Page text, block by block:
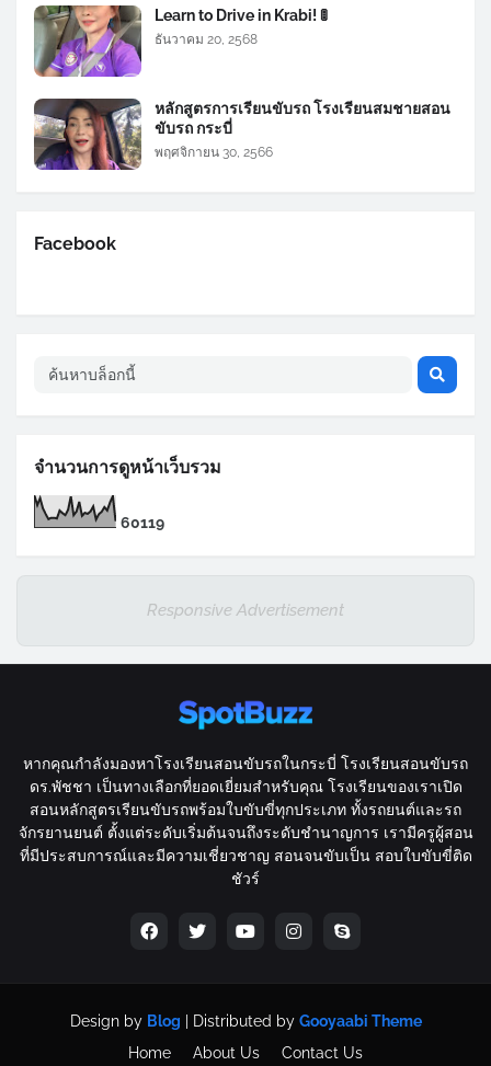
Learn to Drive in Krabi! 🚦
ธันวาคม 20, 2568
หลักสูตรการเรียนขับรถ โรงเรียนสมชายสอน
ขับรถ กระบี่
พฤศจิกายน 30, 2566
Facebook
จำนวนการดูหน้าเว็บรวม
60119
Responsive Advertisement
หากคุณกำลังมองหาโรงเรียนสอนขับรถในกระบี่ โรงเรียนสอนขับรถ
ดร.พัชชา เป็นทางเลือกที่ยอดเยี่ยมสำหรับคุณ โรงเรียนของเราเปิด
สอนหลักสูตรเรียนขับรถพร้อมใบขับขี่ทุกประเภท ทั้งรถยนต์และรถ
จักรยานยนต์ ตั้งแต่ระดับเริ่มต้นจนถึงระดับชำนาญการ เรามีครูผู้สอน
ที่มีประสบการณ์และมีความเชี่ยวชาญ สอนจนขับเป็น สอบใบขับขี่ติด
ชัวร์
Design by Blog | Distributed by Gooyaabi Theme
Home
About Us Contact Us